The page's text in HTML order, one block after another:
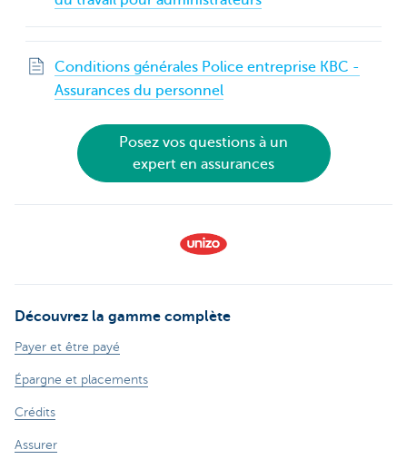
Conditions générales Police entreprise KBC -
Assurances du personnel
Posez vos questions à un
expert en assurances
Découvrez la gamme complète
Payer et être payé
Épargne et placements
Crédits
Assurer